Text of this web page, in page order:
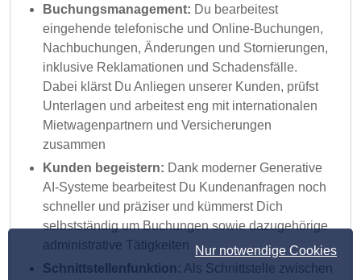
Nur notwendige Cookies
Buchungsmanagement: Du bearbeitest
eingehende telefonische und Online-Buchungen,
Nachbuchungen, Änderungen und Stornierungen,
inklusive Reklamationen und Schadensfälle.
Dabei klärst Du Anliegen unserer Kunden, prüfst
Unterlagen und arbeitest eng mit internationalen
Mietwagenpartnern und Versicherungen
zusammen
Kunden begeistern: Dank moderner Generative
AI-Systeme bearbeitest Du Kundenanfragen noch
schneller und präziser und kümmerst Dich
selbstständig um Buchungen sowie dazugehörige
administrative Tätigkeiten
Schnittstellenfunktion: Als Schnittstelle zwischen